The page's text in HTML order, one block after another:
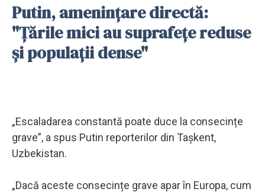
Putin, amenințare directă:
"Țările mici au suprafețe reduse
și populații dense"
„Escaladarea constantă poate duce la consecințe
grave”, a spus Putin reporterilor din Tașkent,
Uzbekistan.
„Dacă aceste consecințe grave apar în Europa, cum